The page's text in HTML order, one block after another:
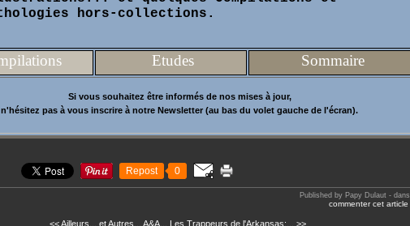
hors-collections.
Etudes Sommaire
Si vous souhaitez être informés de nos mises à jour,
n'hésitez pas à vous inscrire à notre Newsletter (au bas du volet gauche de l'écran).
Repost 0
Published by Papy Dulaut - dans
commenter cet article
<< Ailleurs... et Autres... A&A... Les Trappeurs de l'Arkansas:... >>